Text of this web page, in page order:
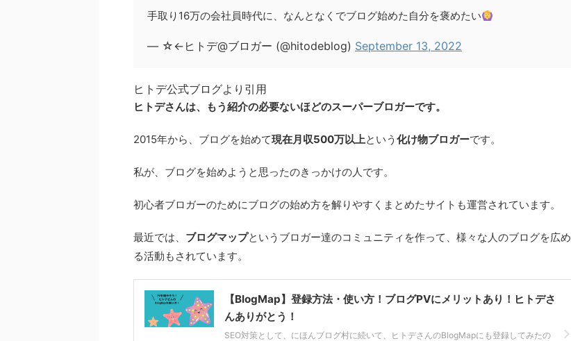
手取り16万の会社員時代に、なんとなくでブログ始めた自分を褒めたい
— ☆←ヒトデ@ブロガー (@hitodeblog) September 13, 2022
ヒトデ公式ブログより引用
ヒトデさんは、もう紹介の必要ないほどのスーパーブロガーです。
2015年から、ブログを始めて現在月収500万以上という 化け物ブロガーです。
私が、ブログを始めようと思ったのきっかけの人です。
初心者ブロガーのためにブログの始め方を解りやすくまとめたサイトも運営されています。
最近では、 ブログマップというブロガー達のコミュニティを作って、様々な人のブログを広め
る活動もされています。
【BlogMap】登録方法・使い方！ブログPVにメリットあり！ヒトデさ
んありがとう！
SEO対策として、にほんブログ村に続いて、ヒトデさんのBlogMapにも登録してみたの